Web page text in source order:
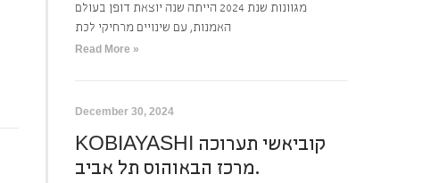
מגוונות שנת 2024 הייתה שנה יוצאת דופן בעולם
האמנות, עם שינויים מרחיקי לכת
Read More »
December 30, 2024
KOBIAYASHI קוביאשי תערוכה
מרכז הבאוהוס תל אביב.